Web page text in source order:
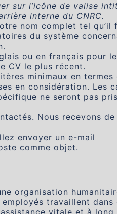
sur l’icône de valise
interne du CNRC.
nom complet tel qu’il
du système
ou en français pour
CV le plus récent.
minimaux en termes
en considération. Les
ne seront pas
Nous recevons de
envoyer un e-mail
comme objet.
organisation
travaillent